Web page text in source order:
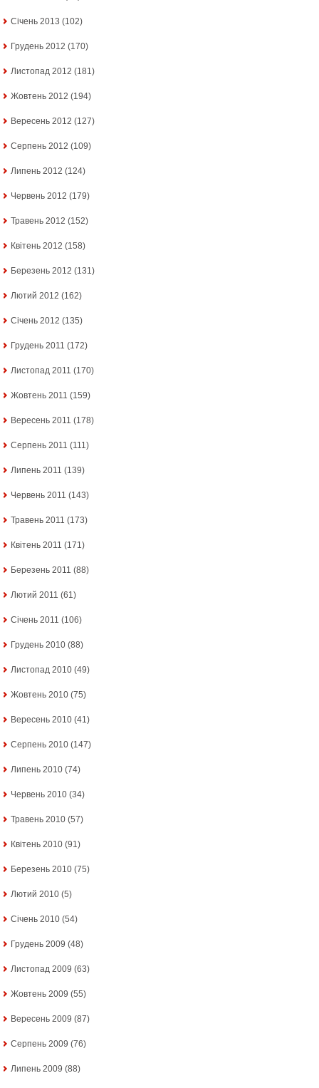
Січень 2013 (102)
Грудень 2012 (170)
Листопад 2012 (181)
Жовтень 2012 (194)
Вересень 2012 (127)
Серпень 2012 (109)
Липень 2012 (124)
Червень 2012 (179)
Травень 2012 (152)
Квітень 2012 (158)
Березень 2012 (131)
Лютий 2012 (162)
Січень 2012 (135)
Грудень 2011 (172)
Листопад 2011 (170)
Жовтень 2011 (159)
Вересень 2011 (178)
Серпень 2011 (111)
Липень 2011 (139)
Червень 2011 (143)
Травень 2011 (173)
Квітень 2011 (171)
Березень 2011 (88)
Лютий 2011 (61)
Січень 2011 (106)
Грудень 2010 (88)
Листопад 2010 (49)
Жовтень 2010 (75)
Вересень 2010 (41)
Серпень 2010 (147)
Липень 2010 (74)
Червень 2010 (34)
Травень 2010 (57)
Квітень 2010 (91)
Березень 2010 (75)
Лютий 2010 (5)
Січень 2010 (54)
Грудень 2009 (48)
Листопад 2009 (63)
Жовтень 2009 (55)
Вересень 2009 (87)
Серпень 2009 (76)
Липень 2009 (88)